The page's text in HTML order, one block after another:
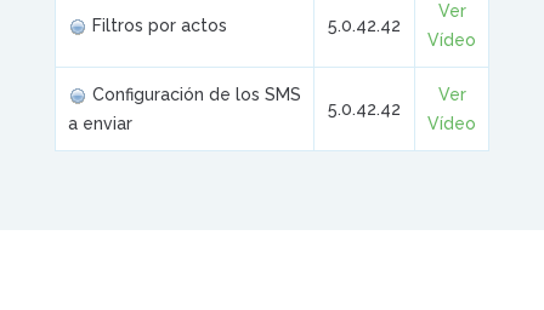
Filtros por actos 5.0.42.42
Ver
Vídeo
Configuración de los SMS
a enviar
5.0.42.42
Ver
Vídeo